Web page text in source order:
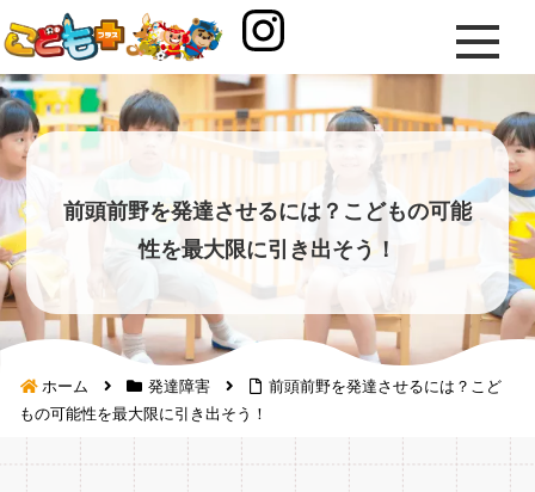
前頭前野を発達させるには？こどもの可能
性を最大限に引き出そう！
ホーム 発達障害
前頭前野を発達させるには？こど
もの可能性を最大限に引き出そう！